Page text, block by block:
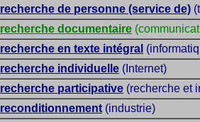
recherche de personne (service de)
recherche documentaire
recherche en texte intégral
recherche individuelle (Internet)
recherche participative (recherche et
reconditionnement (industrie)